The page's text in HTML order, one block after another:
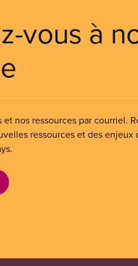
vous à
nos ressources par courriel.
ressources et des